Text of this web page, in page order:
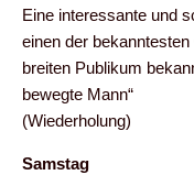
Eine interessante und
einen der
breiten Publikum
bewegte Mann“
(Wiederholung)
Samstag